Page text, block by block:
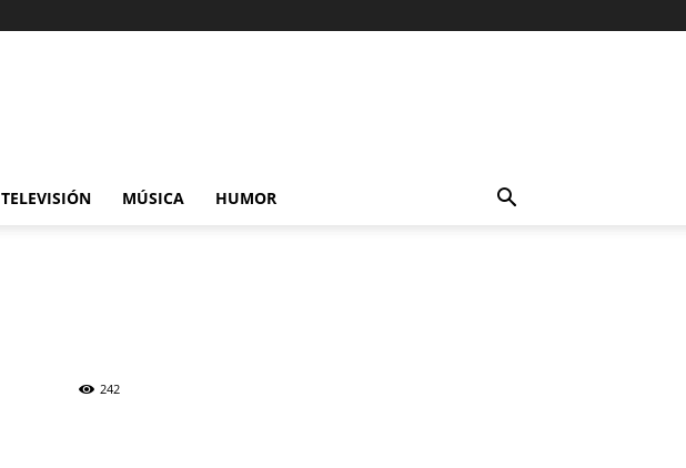
MÚSICA HUMOR
242